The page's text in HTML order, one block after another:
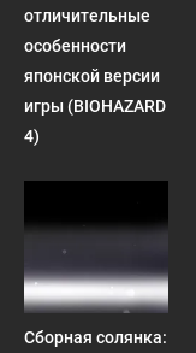
отличительные
особенности
японской версии
игры (BIOHAZARD
4)
Сборная солянка: